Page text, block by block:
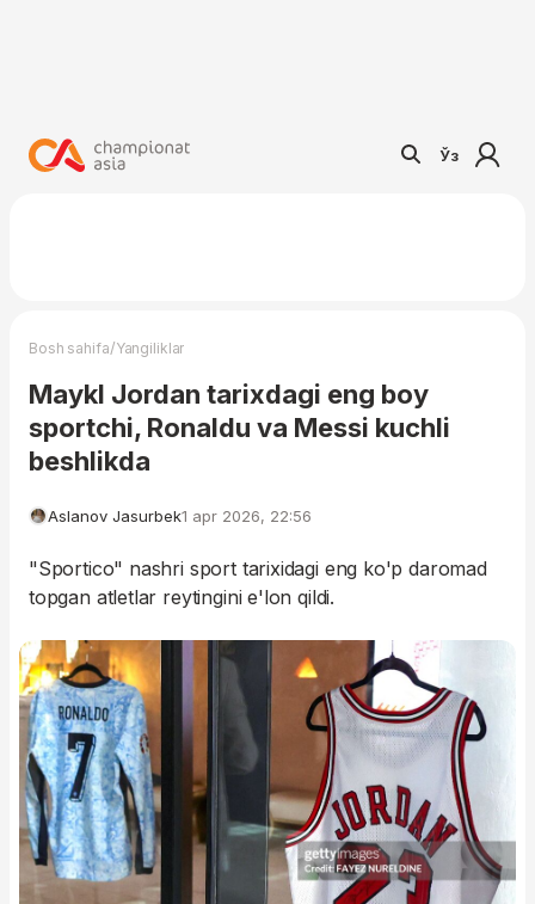
Ўз
Bosh sahifa/Yangiliklar
Maykl Jordan tarixdagi eng boy
sportchi, Ronaldu va Messi kuchli
beshlikda
Aslanov Jasurbek1 apr 2026, 22:56
"Sportico" nashri sport tarixidagi eng ko'p daromad
topgan atletlar reytingini e'lon qildi.